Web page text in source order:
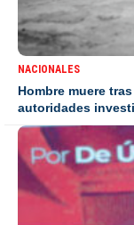
NACIONALES
Hombre muere
autoridades